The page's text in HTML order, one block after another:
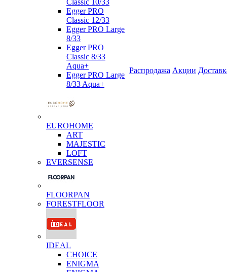
Classic 10/33
Egger PRO
Classic 12/33
Egger PRO Large
8/33
Egger PRO
Classic 8/33
Aqua+
Egger PRO Large
8/33 Aqua+
EUROHOME
ART
MAJESTIC
LOFT
EVERSENSE
FLOORPAN
FORESTFLOOR
IDEAL
CHOICE
ENIGMA
Распродажа Акции